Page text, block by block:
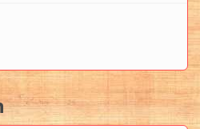
USMERŇOVAČE ENERGIE? 11